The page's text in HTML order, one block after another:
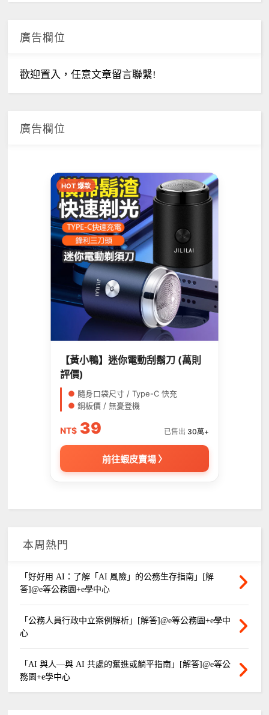
廣告欄位
歡迎置入，任意文章留言聯繫!
廣告欄位
HOT 爆款
【黃小鴨】迷你電動刮鬍刀 (萬則
評價)
● 隨身口袋尺寸 / Type-C 快充
● 銅板價 / 無憂登機
NT$ 39 已售出 30萬+
前往蝦皮賣場 〉
本周熱門
「好好用 AI：了解「AI 風險」的公務生存指南」[解
答]@e等公務園+e學中心
「公務人員行政中立案例解析」[解答]@e等公務園+e學中
心
「AI 與人—與 AI 共處的奮進或躺平指南」[解答]@e等公
務園+e學中心